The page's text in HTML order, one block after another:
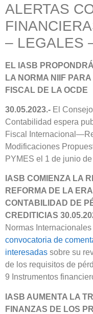
ALERTAS
– LEGALES
EL IASB
LA NORMA NIIF
FISCAL DE LA OCDE
30.05.2023.- El
Contabilidad espera
Fiscal
Modificaciones
PYMES el 1 de junio
IASB COMIENZA LA
REFORMA DE LA
CONTABILIDAD DE
CREDITICIAS
Normas
convocatoria de
interesadas sobre su
de los requisitos de
9 Instrumentos
IASB AUMENTA LA
FINANZAS DE LOS